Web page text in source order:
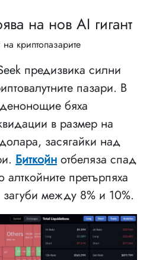
на нов AI гигант
криптопазарите
предизвика силни
пазари. В
бяха
в размер на
засягайки над
Биткойн отбеляза спад
алткойните претърпяха
между 8% и 10%.